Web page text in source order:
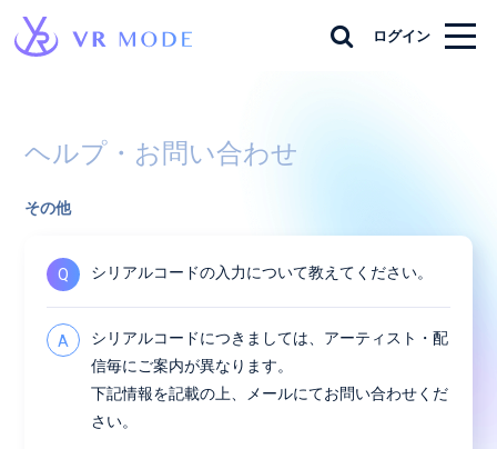
ログイン
ヘルプ・お問い合わせ
その他
Q シリアルコードの入力について教えてください。
A
シリアルコードにつきましては、アーティスト・配
信毎にご案内が異なります。
下記情報を記載の上、メールにてお問い合わせくだ
さい。